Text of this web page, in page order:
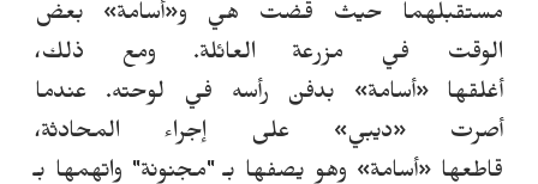
مستقبلهما حيث قضت هي و«أسامة» بعض
الوقت في مزرعة العائلة. ومع ذلك،
أغلقها«أسامة» بدفن رأسه في لوحته. عندما
أصرت«ديبي» على إجراء المحادثة،
قاطعها «أسامة» وهو يصفها بـ "مجنونة" واتهمها بـ